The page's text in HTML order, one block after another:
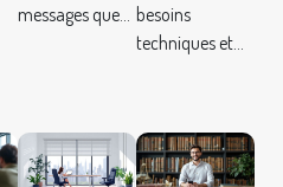
messages que...
besoins
techniques et...